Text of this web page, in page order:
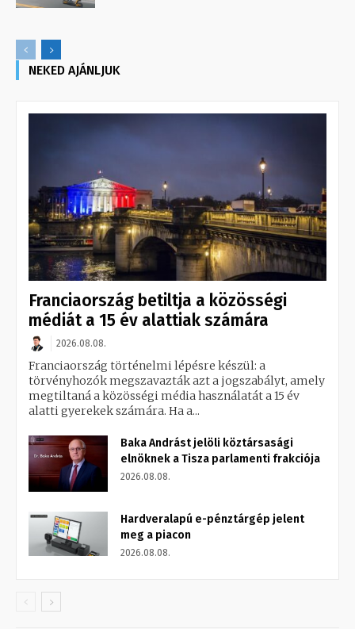
NEKED AJÁNLJUK
Franciaország betiltja a közösségi
médiát a 15 év alattiak számára
2026.08.08.
Franciaország történelmi lépésre készül: a
törvényhozók megszavazták azt a jogszabályt, amely
megtiltaná a közösségi média használatát a 15 év
alatti gyerekek számára. Ha a...
Baka Andrást jelöli köztársasági
elnöknek a Tisza parlamenti frakciója
2026.08.08.
Hardveralapú e-pénztárgép jelent
meg a piacon
2026.08.08.